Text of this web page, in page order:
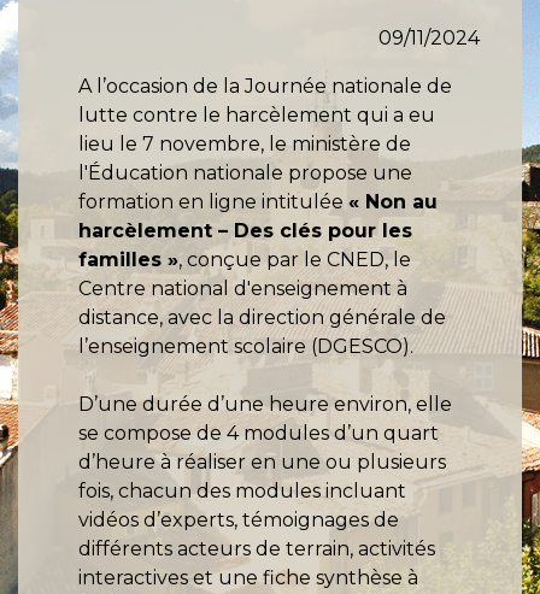
09/11/2024
A l’occasion de la Journée nationale de
lutte contre le harcèlement qui a eu
lieu le 7 novembre, le ministère de
l'Éducation nationale propose une
formation en ligne intitulée « Non au
harcèlement – Des clés pour les
familles », conçue par le CNED, le
Centre national d'enseignement à
distance, avec la direction générale de
l’enseignement scolaire (DGESCO).
D’une durée d’une heure environ, elle
se compose de 4 modules d’un quart
d’heure à réaliser en une ou plusieurs
fois, chacun des modules incluant
vidéos d’experts, témoignages de
différents acteurs de terrain, activités
interactives et une fiche synthèse à